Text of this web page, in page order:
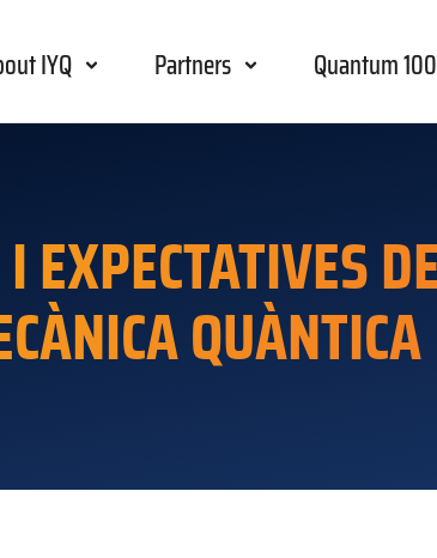
IYQ Partners Quantum 100
QUÀNTICA